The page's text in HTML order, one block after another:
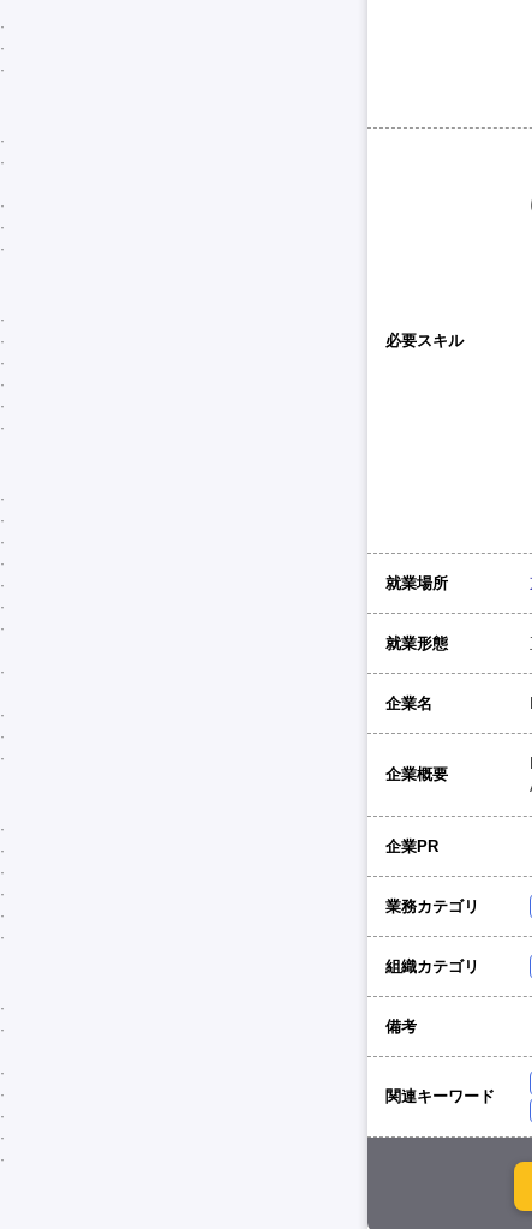
必要スキル
就業場所
就業形態
企業名
企業概要
企業PR
業務カテゴリ
組織カテゴリ
備考
関連キーワード